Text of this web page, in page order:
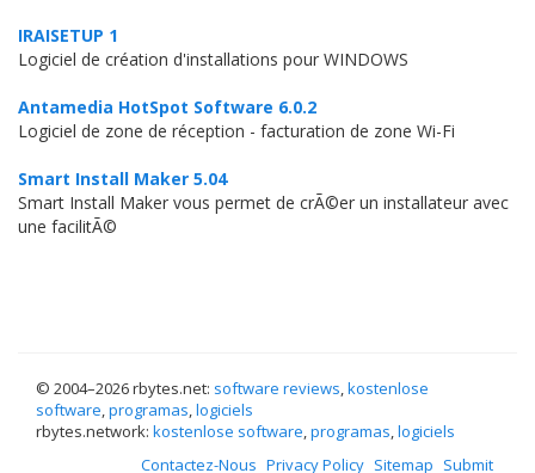
IRAISETUP 1
Logiciel de création d'installations pour WINDOWS
Antamedia HotSpot Software 6.0.2
Logiciel de zone de réception - facturation de zone Wi-Fi
Smart Install Maker 5.04
Smart Install Maker vous permet de crÃ©er un installateur avec
une facilitÃ©
© 2004–2026 rbytes.net: software reviews,kostenlose
software,programas,logiciels
rbytes.network: kostenlose software,programas,logiciels
Contactez-Nous Privacy Policy Sitemap Submit